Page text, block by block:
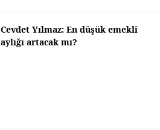
Cevdet Yılmaz: En düşük emekli
aylığı artacak mı?